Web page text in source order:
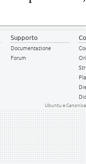
Supporto
Documentazione
Forum
Ubuntu e